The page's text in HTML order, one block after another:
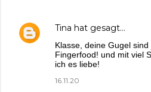
Tina hat gesagt…
Klasse, deine Gugel
Fingerfood! und mit viel
ich es liebe!
16.11.20